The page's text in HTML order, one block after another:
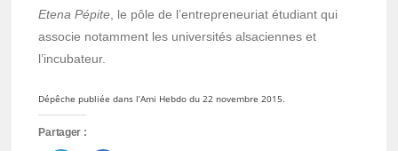
Etena Pépite , le pôle de l’entrepreneuriat étudiant qui
associe notamment les universités alsaciennes et
l’incubateur.
Dépêche publiée dans l’Ami Hebdo du 22 novembre 2015.
Partager :